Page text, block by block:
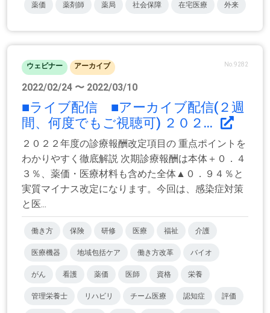
薬価 薬剤師 薬局 社会保障 在宅医療 外来
ウェビナー アーカイブ No.9282
2022/02/24 〜 2022/03/10
■ライブ配信 ■アーカイブ配信(２週
間、何度でもご視聴可) ２０２...
２０２２年度の診療報酬改定項目の 重点ポイントを
わかりやすく徹底解説 次期診療報酬は本体＋０．４
３％、薬価・医療材料も含めた全体▲０．９４％と
実質マイナス改定になります。今回は、感染症対策
と医...
働き方 保険 研修 医療 福祉 介護
医療機器 地域包括ケア 働き方改革 バイオ
がん 看護 薬価 医師 資格 栄養
管理栄養士 リハビリ チーム医療 認知症 評価